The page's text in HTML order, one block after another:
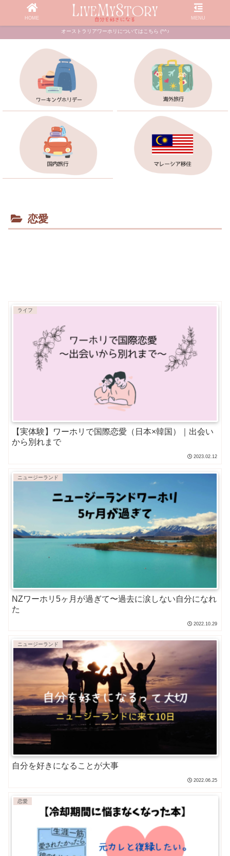
オーストラリアワーホリについてはこちら (^^♪
恋愛
ライフ
【実体験】ワーホリで国際恋愛（日本×韓国）｜出会い
から別れまで
2023.02.12
ニュージーランド
NZワーホリ5ヶ月が過ぎて〜過去に涙しない自分になれ
た
2022.10.29
ニュージーランド
自分を好きになることが大事
2022.06.25
恋愛
HOME MENU